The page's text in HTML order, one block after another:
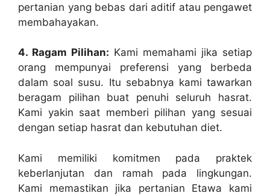
pertanian yang bebas dari aditif atau pengawet
membahayakan.
4. Ragam Pilihan: Kami memahami jika setiap
orang mempunyai preferensi yang berbeda
dalam soal susu. Itu sebabnya kami tawarkan
beragam pilihan buat penuhi seluruh hasrat.
Kami yakin saat memberi pilihan yang sesuai
dengan setiap hasrat dan kebutuhan diet.
Kami memiliki komitmen pada praktek
keberlanjutan dan ramah pada lingkungan.
Kami memastikan jika pertanian Etawa kami